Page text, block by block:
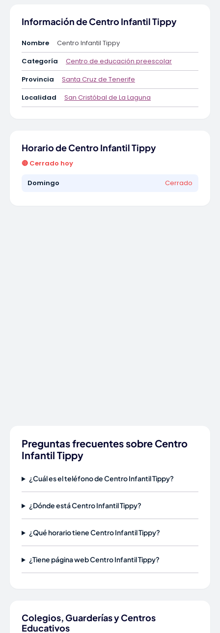
Información de Centro Infantil Tippy
Nombre
Centro Infantil Tippy
Categoría
Centro de educación preescolar
Provincia
Santa Cruz de Tenerife
Localidad
San Cristóbal de La Laguna
Horario de Centro Infantil Tippy
🔴 Cerrado hoy
Domingo Cerrado
Preguntas frecuentes sobre Centro
Infantil Tippy
¿Cuál es el teléfono de Centro Infantil Tippy?
¿Dónde está Centro Infantil Tippy?
¿Qué horario tiene Centro Infantil Tippy?
¿Tiene página web Centro Infantil Tippy?
Colegios, Guarderías y Centros
Educativos